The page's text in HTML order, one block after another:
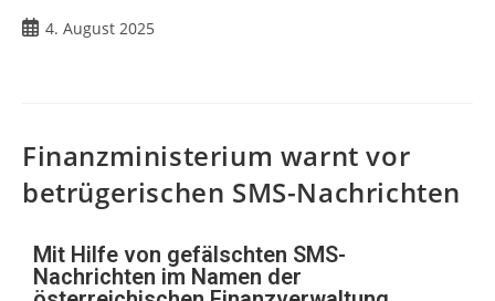
4. August 2025
Finanzministerium warnt vor
betrügerischen SMS-Nachrichten
Mit Hilfe von gefälschten SMS-
Nachrichten im Namen der